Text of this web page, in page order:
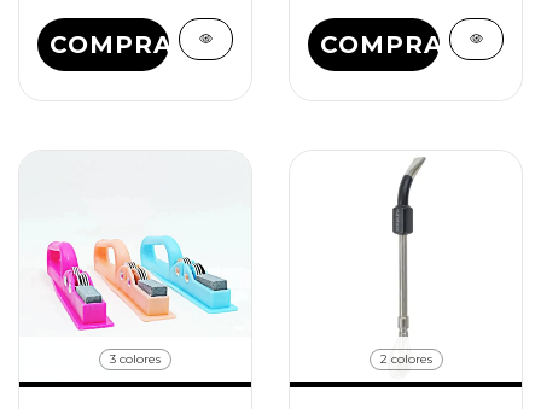
COMPRAR COMPRAR
3 colores 2 colores